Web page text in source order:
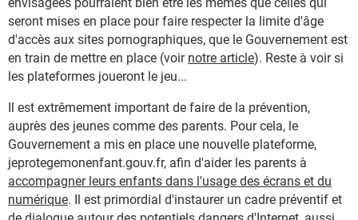
seront mises en place pour faire respecter la limite d'âge
d'accès aux sites pornographiques, que le Gouvernement est
en train de mettre en place (voir notre article). Reste à voir si
les plateformes joueront le jeu...
Il est extrêmement important de faire de la prévention,
auprès des jeunes comme des parents. Pour cela, le
Gouvernement a mis en place une nouvelle plateforme,
jeprotegemonenfant.gouv.fr, afin d'aider les parents à
accompagner leurs enfants dans l'usage des écrans et du
numérique. Il est primordial d'instaurer un cadre préventif et